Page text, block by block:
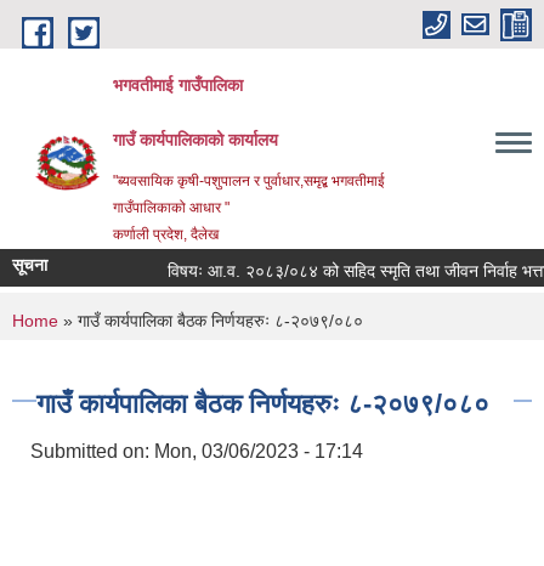
Skip to main content
भगवतीमाई गाउँपालिका
गाउँ कार्यपालिकाको कार्यालय
"ब्यवसायिक कृषी-पशुपालन र पुर्वाधार,समृद्ब भगवतीमाई
गाउँपालिकाको आधार "
कर्णाली प्रदेश, दैलेख
सूचना विषयः आ.व. २०८३/०८४ को सहिद स्मृति तथा जीवन निर्वाह भत्ता
You are here
Home » गाउँ कार्यपालिका बैठक निर्णयहरुः ८-२०७९/०८०
गाउँ कार्यपालिका बैठक निर्णयहरुः ८-२०७९/०८०
Submitted on: Mon, 03/06/2023 - 17:14